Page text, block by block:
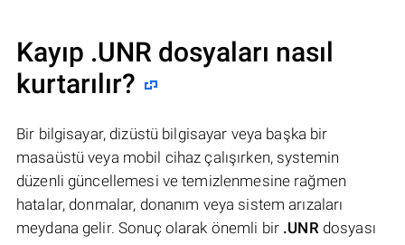
Kayıp .UNR dosyaları nasıl
kurtarılır?
Bir bilgisayar, dizüstü bilgisayar veya başka bir
masaüstü veya mobil cihaz çalışırken, systemin
düzenli güncellemesi ve temizlenmesine rağmen
hatalar, donmalar, donanım veya sistem arızaları
meydana gelir. Sonuç olarak önemli bir .UNR dosyası